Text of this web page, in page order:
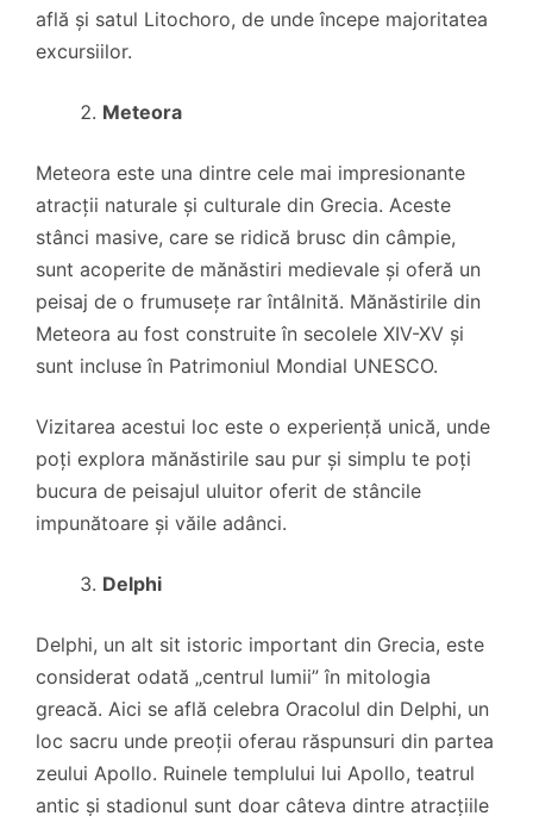
află și satul Litochoro, de unde începe majoritatea
excursiilor.
Meteora
Meteora este una dintre cele mai impresionante
atracții naturale și culturale din Grecia. Aceste
stânci masive, care se ridică brusc din câmpie,
sunt acoperite de mănăstiri medievale și oferă un
peisaj de o frumusețe rar întâlnită. Mănăstirile din
Meteora au fost construite în secolele XIV-XV și
sunt incluse în Patrimoniul Mondial UNESCO.
Vizitarea acestui loc este o experiență unică, unde
poți explora mănăstirile sau pur și simplu te poți
bucura de peisajul uluitor oferit de stâncile
impunătoare și văile adânci.
Delphi
Delphi, un alt sit istoric important din Grecia, este
considerat odată „centrul lumii” în mitologia
greacă. Aici se află celebra Oracolul din Delphi, un
loc sacru unde preoții oferau răspunsuri din partea
zeului Apollo. Ruinele templului lui Apollo, teatrul
antic și stadionul sunt doar câteva dintre atracțiile